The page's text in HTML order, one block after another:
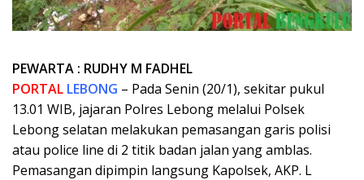
PEWARTA : RUDHY M FADHEL
PORTAL LEBONG – Pada Senin (20/1), sekitar pukul
13.01 WIB, jajaran Polres Lebong melalui Polsek
Lebong selatan melakukan pemasangan garis polisi
atau police line di 2 titik badan jalan yang amblas.
Pemasangan dipimpin langsung Kapolsek, AKP. L